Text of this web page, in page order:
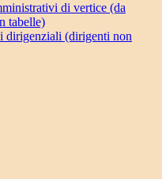
di vertice (da
tabelle)
dirigenziali (dirigenti non